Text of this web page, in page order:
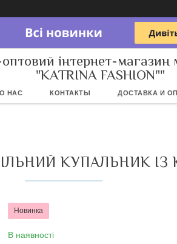
інтернет-магазин
"KATRINA FASHION""
О НАС КОНТАКТЫ ДОСТАВКА И
КУПАЛЬНИК ІЗ
Новинка
В наявності